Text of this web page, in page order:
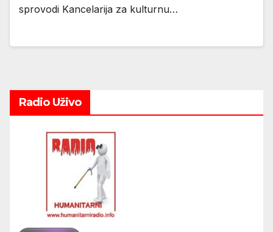
sprovodi Kancelarija za kulturnu…
Radio Uživo